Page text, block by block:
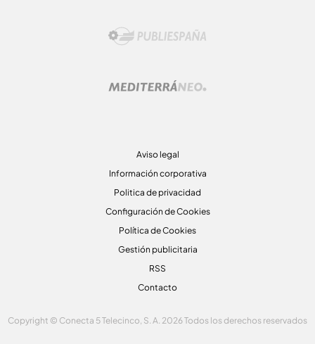
Aviso legal
Información corporativa
Politica de privacidad
Configuración de Cookies
Política de Cookies
Gestión publicitaria
RSS
Contacto
Copyright © Conecta 5 Telecinco, S. A. 2026 Todos los derechos reservados